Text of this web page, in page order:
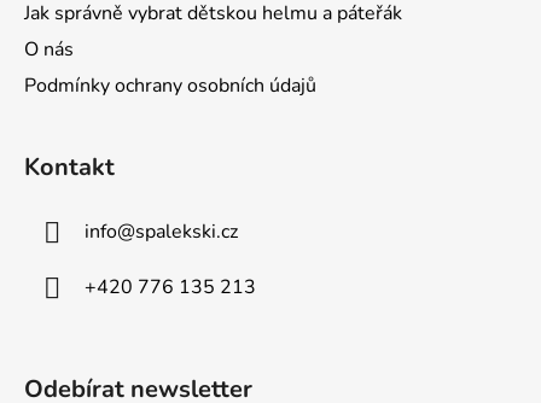
Jak správně vybrat dětskou helmu a páteřák
O nás
Podmínky ochrany osobních údajů
Kontakt
info@spalekski.cz
+420 776 135 213
Odebírat newsletter